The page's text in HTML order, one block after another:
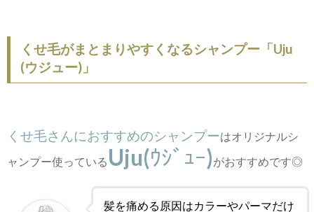
くせ毛がまとまりやすくなるシャンプー「Uju
(ウジュー)」
くせ毛さんにおすすめのシャンプーはオリジナルシ
ャンプー使っている Uju(ｳｼﾞｭｰ)がおすすめです◎
髪を痛める原因はカラーやパーマだけ